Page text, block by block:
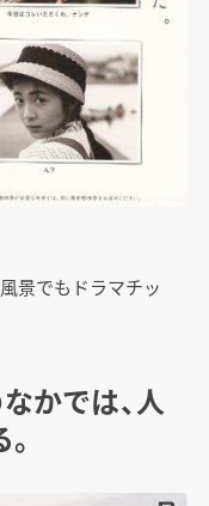
景でもドラマチッ
かでは、人